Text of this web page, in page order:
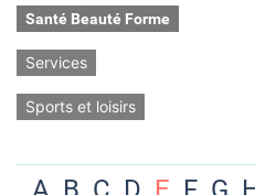
Santé Beauté Forme
Services
Sports et loisirs